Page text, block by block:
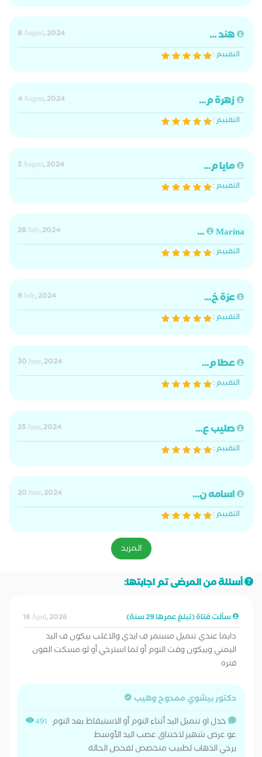
هند ...
8 August, 2024
التقييم :
زهرة م...
4 August, 2024
التقييم :
مايا م...
3 August, 2024
التقييم :
Marina ...
28 July, 2024
التقييم :
عزة خ...
9 July, 2024
التقييم :
عطا م...
30 June, 2024
التقييم :
صليب ع...
25 June, 2024
التقييم :
اسامه ن...
20 June, 2024
التقييم :
المزيد
أسئلة من المرضى تم اجابتها:
سألت فتاة (تبلغ عمرها 29 سنة) 18 April, 2026
دايما عندي تنميل مستمر ف ايدي والاغلب بيكون ف اليد
اليمني وبيكون وقت النوم أو لما استرخي أو لو مسكت الفون
فتره
دكتور بيشوي ممدوح وهيب
491 خدل او تنميل اليد أثناء النوم أو الاستيقاظ بعد النوم
عو عرض شهير لاختناق عصب اليد الأوسط
يرجي الذهاب لطبيب متخصص لفحص الحالة